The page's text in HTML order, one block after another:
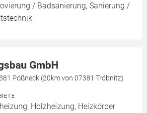
/ Badsanierung, Sanierung /
GmbH
Pößneck (20km von 07381 Tröbnitz)
Holzheizung, Heizkörper